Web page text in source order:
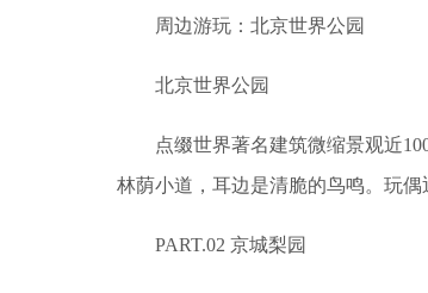
周边游玩：北京世界公园
北京世界公园
点缀世界著名建筑微缩景观近100
林荫小道，耳边是清脆的鸟鸣。玩
PART.02 京城梨园